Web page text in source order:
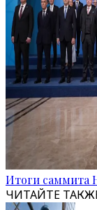
Итоги саммита
ЧИТАЙТЕ